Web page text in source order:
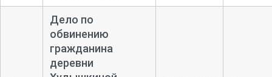
Дело по
обвинению
гражданина
деревни